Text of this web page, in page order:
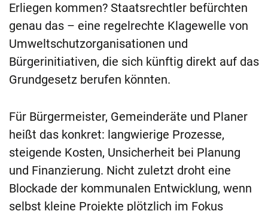
Erliegen kommen? Staatsrechtler befürchten
genau das – eine regelrechte Klagewelle von
Umweltschutzorganisationen und
Bürgerinitiativen, die sich künftig direkt auf das
Grundgesetz berufen könnten.
Für Bürgermeister, Gemeinderäte und Planer
heißt das konkret: langwierige Prozesse,
steigende Kosten, Unsicherheit bei Planung
und Finanzierung. Nicht zuletzt droht eine
Blockade der kommunalen Entwicklung, wenn
selbst kleine Projekte plötzlich im Fokus